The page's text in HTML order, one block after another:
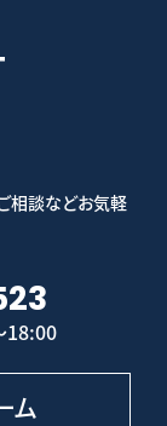
相談などお気軽
18:00
ム